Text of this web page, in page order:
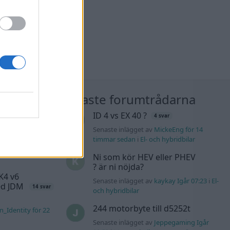
v6
JDM
14 svar
för 22
Nyaste forumtrådarna
ID 4 vs EX 40 ? 4 svar
Senaste inlägget av MickeEng för 14
timmar sedan i El- och hybridbilar
Ni som kör HEV eller PHEV
? är ni nöjda?
Senaste inlägget av kaykay Igår 07:23i El-
och hybridbilar
244 motorbyte till d5252t
Senaste inlägget av Jeppegaming Igår